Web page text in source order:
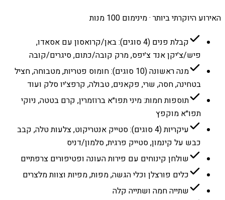
האירוע היוקרתי ביותר · מינימום 100 מנות
קבלת פנים (4 סוגים): באן/קרואסון עם אסאדו,
פיש/צ׳יקן אנד צ׳יפס, מרק קובה/כתום, סיגרים/קובה
מנה ראשונה (10 סוגים): חומוס פטריות, מטבוחה, חציל
בטחינה, חסה, שרי, פקאנים, טבולה, קרפצ׳יו סלק ועוד
תוספות חמות: מיני תפו״א ברוזמרין, קרם בטטה, ניוקי
תפו״א מוקפץ
עיקריות (4 סוגים): סטייק אנטריקוט, צלעות טלה, קבב
כבש על קינמון, סטייק פרגית, סלמון/דניס
שולחן קינוחים עם פירות העונה ופטיפורים צרפתיים
כלים פורצלן וכלי הגשה, מפות, מפיות וצוות מלצרים
שתייה חמה ושתייה קלה